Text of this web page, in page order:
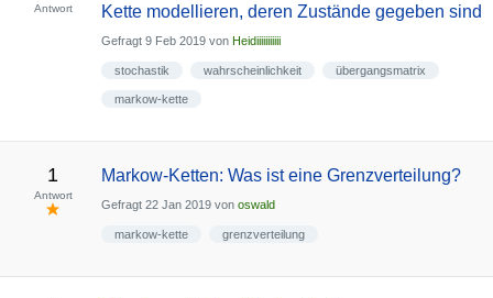
Antwort
Kette modellieren, deren Zustände gegeben sind
Gefragt 9 Feb 2019 von Heidiiiiiiiiiii
stochastik wahrscheinlichkeit übergangsmatrix
markow-kette
1
Antwort
Markow-Ketten: Was ist eine Grenzverteilung?
Gefragt 22 Jan 2019 von oswald
markow-kette grenzverteilung